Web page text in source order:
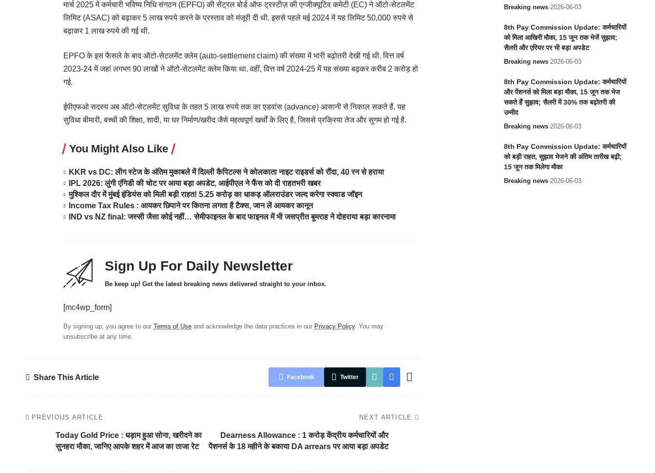
मार्च 2025 में कर्मचारी भविष्य निधि संगठन (EPFO) की सेंट्रल बोर्ड ऑफ ट्रस्टीज़ की एग्जीक्यूटिव कमेटी (EC) ने ऑटो-सेटलमेंट
लिमिट (ASAC) को बढ़ाकर 5 लाख रुपये करने के प्रस्ताव को मंजूरी दी थी. इससे पहले मई 2024 में यह लिमिट 50,000 रुपये से
बढ़ाकर 1 लाख रुपये की गई थी.
EPFO के इस फैसले के बाद ऑटो-सेटलमेंट क्लेम (auto-settlement claim) की संख्या में भारी बढ़ोतरी देखी गई थी. वित्त वर्ष
2023-24 में जहां लगभग 90 लाखों ने ऑटो-सेटलमेंट क्लेम किया था. वहीं, वित्त वर्ष 2024-25 में यह संख्या बढ़कर करीब 2 करोड़ हो
गई.
ईपीएफओ सदस्य अब ऑटो-सेटलमेंट सुविधा के तहत 5 लाख रुपये तक का एडवांस (advance) आसानी से निकाल सकते हैं. यह
सुविधा बीमारी, बच्चों की शिक्षा, शादी, या घर निर्माण/खरीद जैसे महत्वपूर्ण खर्चों के लिए है, जिससे प्रक्रिया तेज और सुगम हो गई है.
You Might Also Like
KKR vs DC: लीग स्टेज के अंतिम मुकाबले में दिल्ली कैपिटल्स ने कोलकाता नाइट राइडर्स को रौंदा, 40 रन से हराया
IPL 2026: लुंगी एंगिडी की चोट पर आया बड़ा अपडेट, आईपीएल ने फैंस को दी राहतभरी खबर
मुश्किल दौर में मुंबई इंडियंस को मिली बड़ी राहत! 5.25 करोड़ का धाकड़ ऑलराउंडर जल्द करेगा स्क्वाड जॉइन
Income Tax Rules : आयकर छिपाने पर कितना लगता है टैक्स, जान लें आयकर कानून
IND vs NZ final: जस्सी जैसा कोई नहीं… सेमीफाइनल के बाद फाइनल में भी जसप्रीत बुमराह ने दोहराया बड़ा कारनामा
Sign Up For Daily Newsletter
Be keep up! Get the latest breaking news delivered straight to your inbox.
[mc4wp_form]
By signing up, you agree to our Terms of Use and acknowledge the data practices in our Privacy Policy. You may
unsubscribe at any time.
Share This Article Facebook Twitter
PREVIOUS ARTICLE
Today Gold Price : धड़ाम हुआ सोना, खरीदने का
सुनहरा मौका, जानिए आपके शहर में आज का ताजा रेट
NEXT ARTICLE
Dearness Allowance : 1 करोड़ केंद्रीय कर्मचारियों और
पेंशनर्स के 18 महीने के बकाया DA arrears पर आया बड़ा अपडेट
Breaking news 2026-06-03
8th Pay Commission Update: कर्मचारियों
को मिला आखिरी मौका, 15 जून तक भेजें सुझाव;
सैलरी और एरियर पर भी बड़ा अपडेट
Breaking news 2026-06-03
8th Pay Commission Update: कर्मचारियों
और पेंशनर्स को मिला बड़ा मौका, 15 जून तक भेज
सकते हैं सुझाव; सैलरी में 30% तक बढ़ोतरी की
उम्मीद
Breaking news 2026-06-03
8th Pay Commission Update: कर्मचारियों
को बड़ी राहत, सुझाव भेजने की अंतिम तारीख बढ़ी;
15 जून तक मिलेगा मौका
Breaking news 2026-06-03